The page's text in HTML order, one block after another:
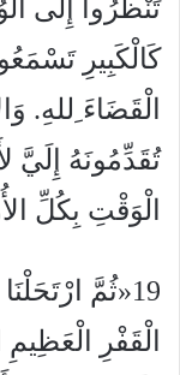
تَنْظُرُوا إِلَى
كَالْكَبِيرِ
الْقَضَاءَ ِللهِ.
الْوَقْتِ بِكُلِّ
19«ثُمَّ
الْقَفْرِ